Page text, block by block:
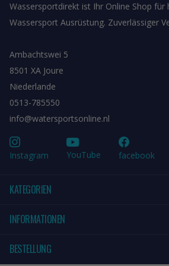
Wassersportdirekt ist Ihr Online Shop für
Wassersport Ausrüstung. Zuverlässiger
Ambachtswei 5
8501 XA Joure
Niederlande
0513-785550
info@watersportsonline.nl
Instagram YouTube facebook
KATEGORIEN
INFORMATIONEN
BESTELLUNG